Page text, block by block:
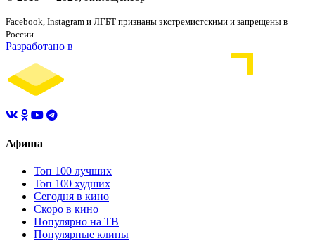
Facebook, Instagram и ЛГБТ признаны экстремистскими и запрещены в
России.
Разработано в
Афиша
Топ 100 лучших
Топ 100 худших
Сегодня в кино
Скоро в кино
Популярно на ТВ
Популярные клипы